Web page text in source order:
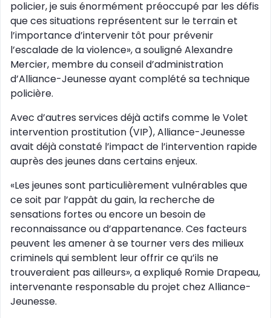
policier, je suis énormément préoccupé par les défis
que ces situations représentent sur le terrain et
l’importance d’intervenir tôt pour prévenir
l’escalade de la violence», a souligné Alexandre
Mercier, membre du conseil d’administration
d’Alliance-Jeunesse ayant complété sa technique
policière.
Avec d’autres services déjà actifs comme le Volet
intervention prostitution (VIP), Alliance-Jeunesse
avait déjà constaté l’impact de l’intervention rapide
auprès des jeunes dans certains enjeux.
«Les jeunes sont particulièrement vulnérables que
ce soit par l’appât du gain, la recherche de
sensations fortes ou encore un besoin de
reconnaissance ou d’appartenance. Ces facteurs
peuvent les amener à se tourner vers des milieux
criminels qui semblent leur offrir ce qu’ils ne
trouveraient pas ailleurs», a expliqué Romie Drapeau,
intervenante responsable du projet chez Alliance-
Jeunesse.